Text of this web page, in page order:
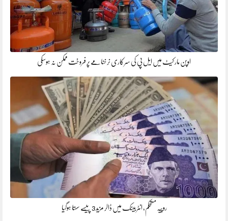
اوپن مارکیٹ میں ایل پی کی سرکاری نرخنامے پر فروخت ممکن نہ ہوسکی
روپیہ مستحکم، انٹربینک میں ڈالر مزید 3 پیسے سستا ہوگیا